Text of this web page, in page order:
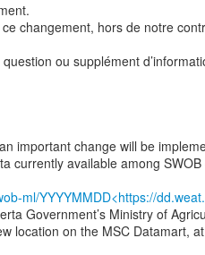
changement, hors de notre
ou supplément
important change will be
currently available among
ml/YYYYMMDD<https://
Government’s Ministry of
location on the MSC Datamart,